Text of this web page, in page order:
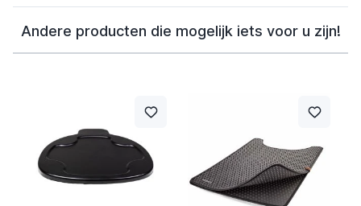
Andere producten die mogelijk iets voor u zijn!